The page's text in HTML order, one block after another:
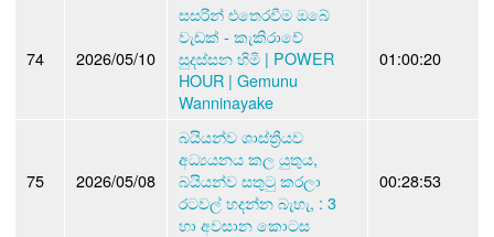
74 2026/05/10
සසරින් එතෙරවීම ඔබේ
වැඩක් - කැකිරාවේ
සුදස්සන හිමි | POWER
HOUR | Gemunu
Wanninayake
01:00:20
75 2026/05/08
බයියන්ව ශාස්ත්‍රීයව
අධ්‍යයනය කල යුතුය,
බයියන්ව සතුටු කරලා
රටවල් හදන්න බැහැ, : 3
හා අවසාන කොටස
00:28:53